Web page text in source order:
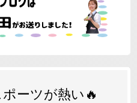
ーツが熱い🔥